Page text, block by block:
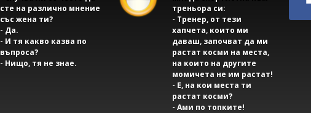
сте на различно мнение
със жена ти?
- Да.
- И тя какво казва по
въпроса?
- Нищо, тя не знае.
треньора си:
- Тренер, от тези
хапчета, които ми
даваш, започват да ми
растат косми на места,
на които на другите
момичета не им растат!
- Е, на кои места ти
растат косми?
- Ами по топките!